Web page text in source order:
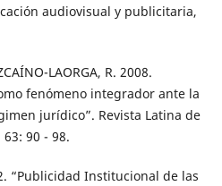
audiovisual y publicitaria,
LAORGA, R. 2008.
fenómeno integrador ante la
jurídico”. Revista Latina de
90 - 98.
“Publicidad Institucional de las